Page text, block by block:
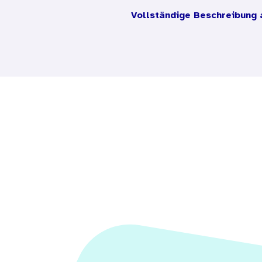
zu fördern. Die Kinder
Gesundsein und
Wenn Kinder krank sind,
nicht so erleben. Ihre
Kinder erleben aber auch,
Vollständige Beschreibung